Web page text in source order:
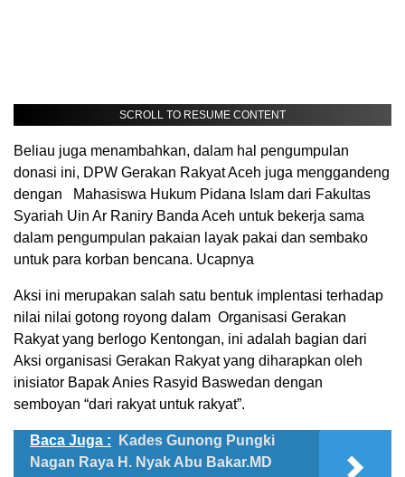
SCROLL TO RESUME CONTENT
Beliau juga menambahkan, dalam hal pengumpulan
donasi ini, DPW Gerakan Rakyat Aceh juga menggandeng
dengan Mahasiswa Hukum Pidana Islam dari Fakultas
Syariah Uin Ar Raniry Banda Aceh untuk bekerja sama
dalam pengumpulan pakaian layak pakai dan sembako
untuk para korban bencana. Ucapnya
Aksi ini merupakan salah satu bentuk implentasi terhadap
nilai nilai gotong royong dalam Organisasi Gerakan
Rakyat yang berlogo Kentongan, ini adalah bagian dari
Aksi organisasi Gerakan Rakyat yang diharapkan oleh
inisiator Bapak Anies Rasyid Baswedan dengan
semboyan “dari rakyat untuk rakyat”.
Baca Juga :
Kades Gunong Pungki
Nagan Raya H. Nyak Abu Bakar.MD